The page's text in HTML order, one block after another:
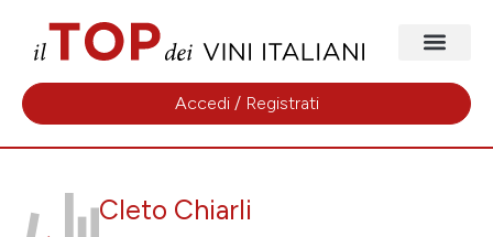
Accedi / Registrati
Cleto Chiarli